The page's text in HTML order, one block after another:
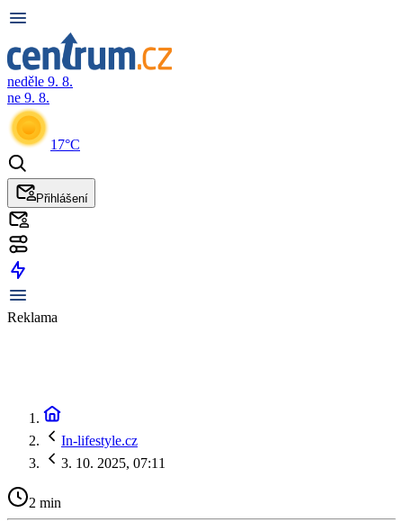
neděle 9. 8.
ne 9. 8.
17°C
Přihlášení
Reklama
In-lifestyle.cz
3. 10. 2025, 07:11
2 min